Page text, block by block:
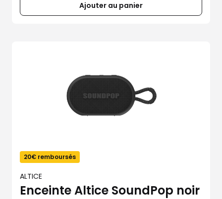
Ajouter au panier
20€ remboursés
ALTICE
Enceinte Altice SoundPop noir